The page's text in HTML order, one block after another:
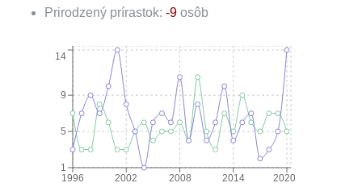
Prirodzený prírastok: -9 osôb
1996 2002 2008 2014 2020
1
5
9
14